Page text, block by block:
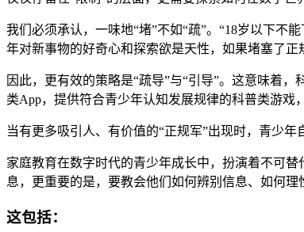
我们必须承认，一味地“堵”不如“疏”。“18岁以下不
年对新事物的好奇心和探索欲是天性，如果堵塞了
因此，更有效的策略是“疏导”与“引导”。这意味着
类App，提供符合青少年认知发展规律的科普类游戏
当有更多吸引人、有价值的“正规军”出现时，青少年
家庭教育在数字时代的青少年成长中，扮演着不可
息，更重要的是，要教会他们如何辨别信息、如何
这包括：